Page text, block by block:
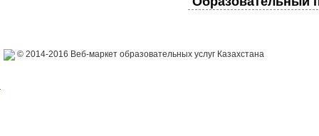
© 2014-2016 Веб-маркет образовательных услуг Казахстана